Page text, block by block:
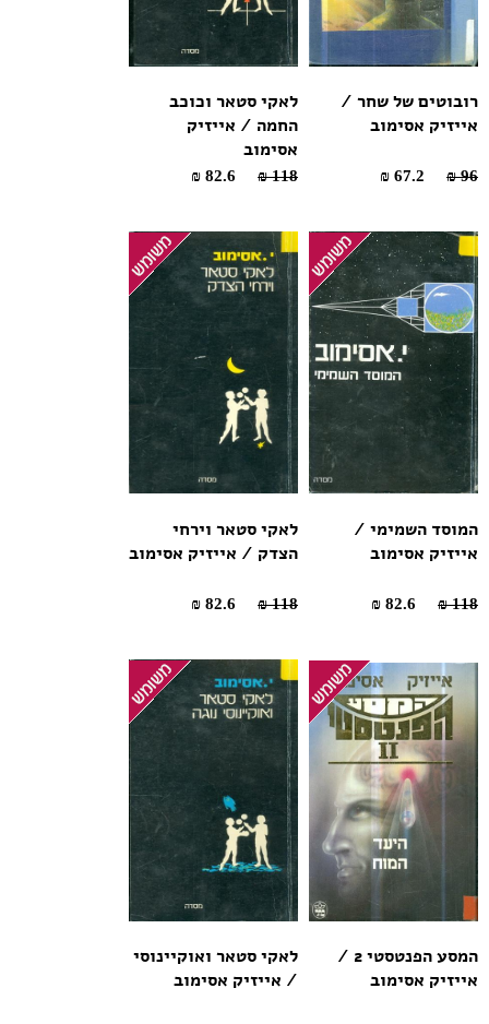
רובוטים של שחר /
אייזיק אסימוב
96 ₪
לאקי סטאר וכוכב
החמה / אייזיק
אסימוב
118 ₪
המוסד השמימי /
אייזיק אסימוב
118 ₪
לאקי סטאר וירחי
הצדק / אייזיק אסימוב
118 ₪
המסע הפנטסטי 2 /
אייזיק אסימוב
לאקי סטאר ואוקיינוסי
/ אייזיק אסימוב